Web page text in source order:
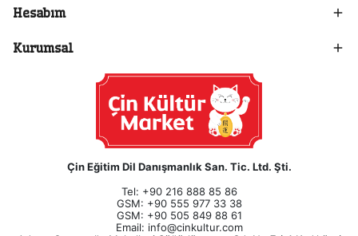
Hesabım
Kurumsal
Çin Eğitim Dil Danışmanlık San. Tic. Ltd. Şti.
Tel: +90 216 888 85 86
GSM: +90 555 977 33 38
GSM: +90 505 849 88 61
Email: info@cinkultur.com